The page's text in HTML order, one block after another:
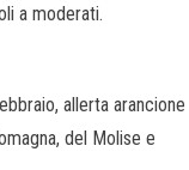
a moderati.
allerta arancione
del Molise e